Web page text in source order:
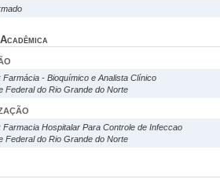
Farmácia - Bioquímico e Analista Clínico
Federal do Rio Grande do Norte
Farmacia Hospitalar Para Controle de Infeccao
Federal do Rio Grande do Norte